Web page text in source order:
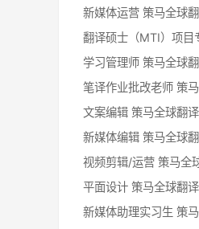
新媒体运营 策马全球
翻译硕士（MTI）项目
学习管理师 策马全球
笔译作业批改老师 策
文案编辑 策马全球翻
新媒体编辑 策马全球
视频剪辑/运营 策马全
平面设计 策马全球翻
新媒体助理实习生 策